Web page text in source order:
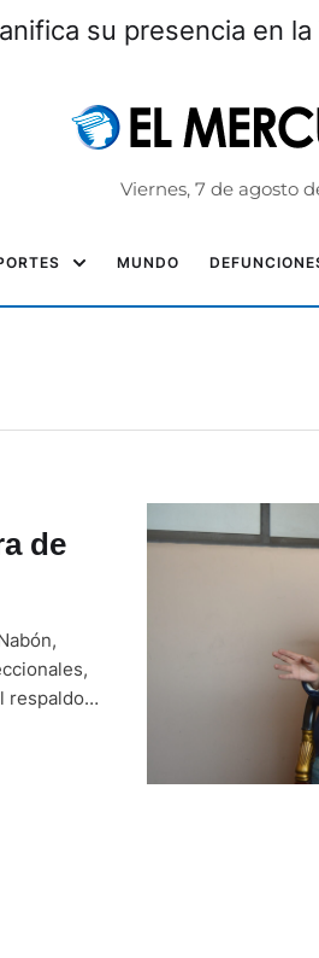
su presencia en
Viernes, 7 de agosto
MUNDO
de
respaldo
(Lista